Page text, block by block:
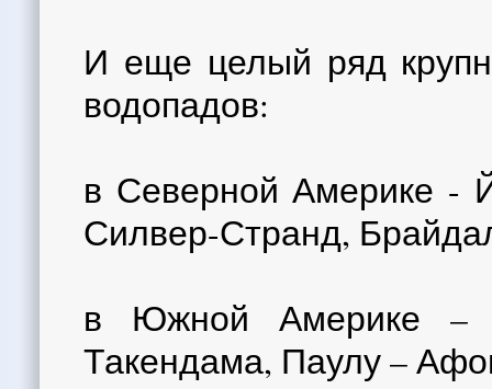
И еще целый ряд
водопадов:
в Северной Америке -
Силвер-Странд,
в Южной Америке –
Такендама, Паулу –